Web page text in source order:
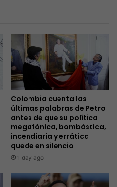
Colombia cuenta las
últimas palabras de Petro
antes de que su política
megafónica, bombástica,
incendiaria y errática
quede en silencio
1 day ago